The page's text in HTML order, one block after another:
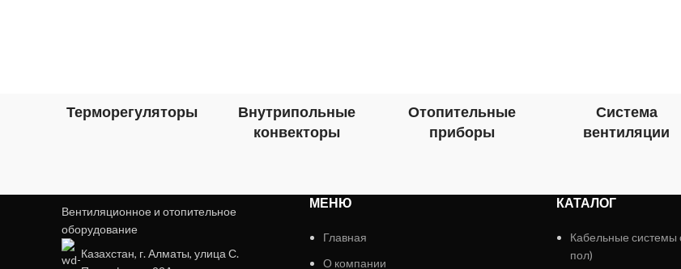
Терморегуляторы
Внутрипольные
конвекторы
Отопительные
приборы
Система
вентиляции
Вентиляционное и отопительное
оборудование
Казахстан, г. Алматы, улица С.
МЕНЮ
Главная
О компании
КАТАЛОГ
Кабельные системы
пол)